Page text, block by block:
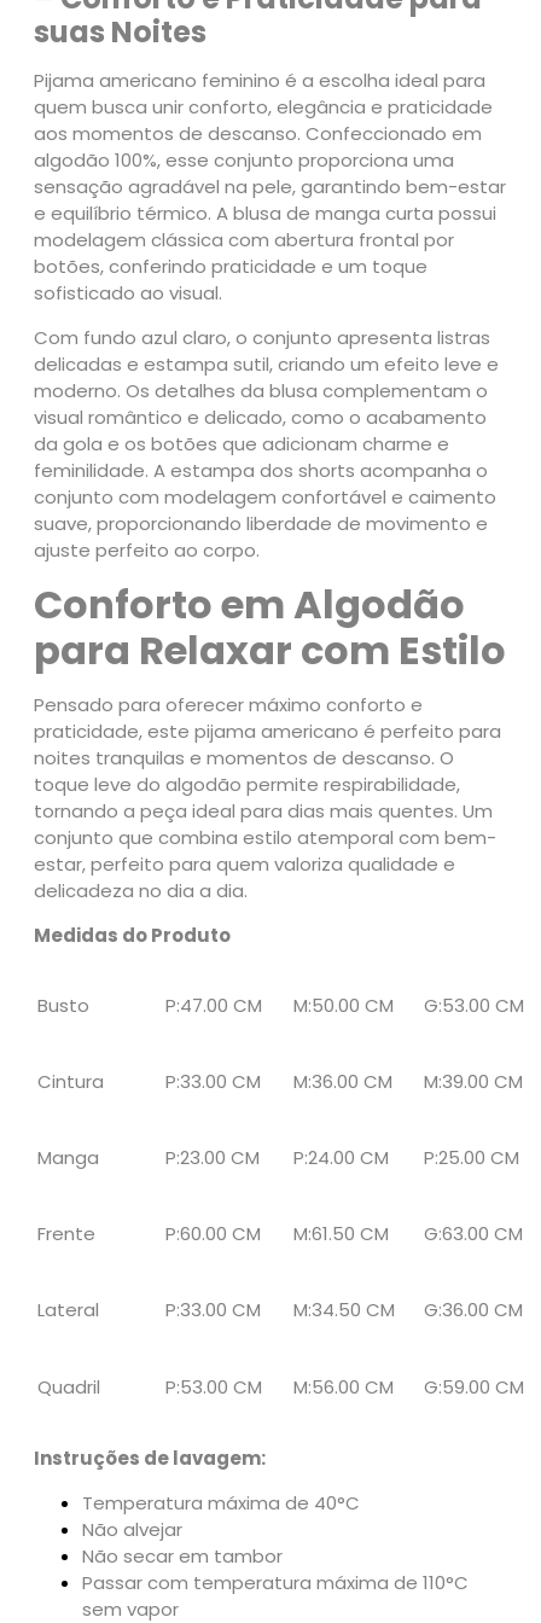
C
u
l
n
d
y
1
0
0
%
A
l
o
ã
o
q
u
a
n
t
i
d
a
e
suas Noites
Pijama americano feminino é a escolha ideal para
quem busca unir conforto, elegância e praticidade
aos momentos de descanso. Confeccionado em
algodão 100%, esse conjunto proporciona uma
sensação agradável na pele, garantindo bem-estar
e equilíbrio térmico. A blusa de manga curta possui
modelagem clássica com abertura frontal por
botões, conferindo praticidade e um toque
sofisticado ao visual.
Com fundo azul claro, o conjunto apresenta listras
delicadas e estampa sutil, criando um efeito leve e
moderno. Os detalhes da blusa complementam o
visual romântico e delicado, como o acabamento
da gola e os botões que adicionam charme e
feminilidade. A estampa dos shorts acompanha o
conjunto com modelagem confortável e caimento
suave, proporcionando liberdade de movimento e
ajuste perfeito ao corpo.
Conforto em Algodão
para Relaxar com Estilo
Pensado para oferecer máximo conforto e
praticidade, este pijama americano é perfeito para
noites tranquilas e momentos de descanso. O
toque leve do algodão permite respirabilidade,
tornando a peça ideal para dias mais quentes. Um
conjunto que combina estilo atemporal com bem-
estar, perfeito para quem valoriza qualidade e
delicadeza no dia a dia.
Medidas do Produto
Busto P:47.00 CM M:50.00 CM G:53.00 CM
Cintura P:33.00 CM M:36.00 CM M:39.00 CM
Manga P:23.00 CM P:24.00 CM P:25.00 CM
Frente P:60.00 CM M:61.50 CM G:63.00 CM
Lateral P:33.00 CM M:34.50 CM G:36.00 CM
Quadril P:53.00 CM M:56.00 CM G:59.00 CM
Instruções de lavagem:
Temperatura máxima de 40°C
Não alvejar
Não secar em tambor
Passar com temperatura máxima de 110°C
sem vapor